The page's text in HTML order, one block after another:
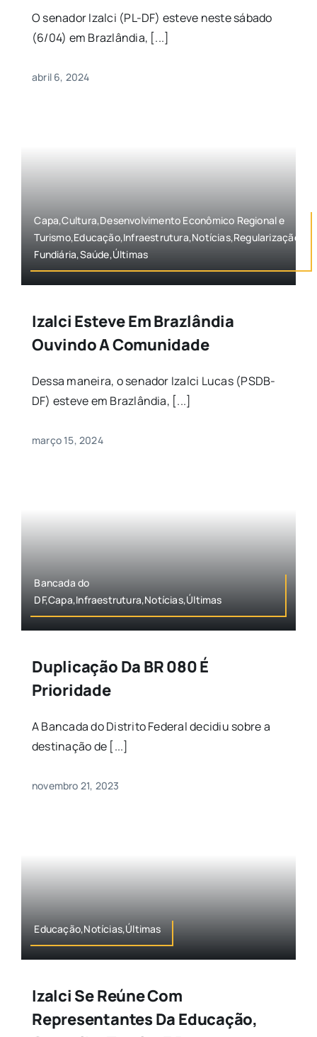
O senador Izalci (PL-DF) esteve neste sábado
(6/04) em Brazlândia, [...]
abril 6, 2024
Capa,Cultura,Desenvolvimento Econômico Regional e
Turismo,Educação,Infraestrutura,Notícias,Regularização
Fundiária,Saúde,Últimas
Izalci Esteve Em Brazlândia
Ouvindo A Comunidade
Dessa maneira, o senador Izalci Lucas (PSDB-
DF) esteve em Brazlândia, [...]
março 15, 2024
Bancada do
DF,Capa,Infraestrutura,Notícias,Últimas
Duplicação Da BR 080 É
Prioridade
A Bancada do Distrito Federal decidiu sobre a
destinação de [...]
novembro 21, 2023
Educação,Notícias,Últimas
Izalci Se Reúne Com
Representantes Da Educação,